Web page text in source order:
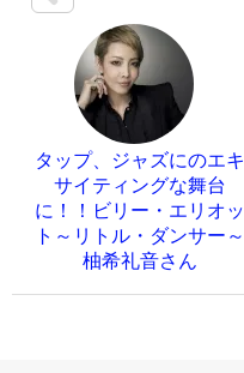
タップ、ジャズにのエキ
サイティングな舞台
に！！ビリー・エリオッ
ト～リトル・ダンサー～
柚希礼音さん